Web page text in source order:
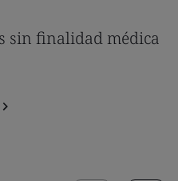
sin finalidad médica